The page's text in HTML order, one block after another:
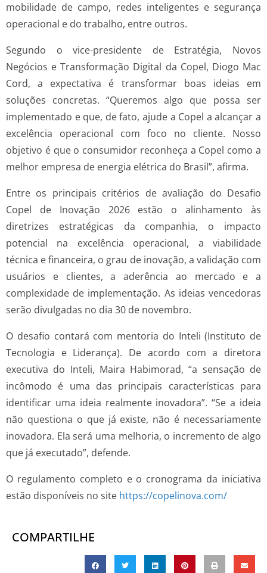
mobilidade de campo, redes inteligentes e segurança
operacional e do trabalho, entre outros.
Segundo o vice-presidente de Estratégia, Novos
Negócios e Transformação Digital da Copel, Diogo Mac
Cord, a expectativa é transformar boas ideias em
soluções concretas. “Queremos algo que possa ser
implementado e que, de fato, ajude a Copel a alcançar a
excelência operacional com foco no cliente. Nosso
objetivo é que o consumidor reconheça a Copel como a
melhor empresa de energia elétrica do Brasil”, afirma.
Entre os principais critérios de avaliação do Desafio
Copel de Inovação 2026 estão o alinhamento às
diretrizes estratégicas da companhia, o impacto
potencial na excelência operacional, a viabilidade
técnica e financeira, o grau de inovação, a validação com
usuários e clientes, a aderência ao mercado e a
complexidade de implementação. As ideias vencedoras
serão divulgadas no dia 30 de novembro.
O desafio contará com mentoria do Inteli (Instituto de
Tecnologia e Liderança). De acordo com a diretora
executiva do Inteli, Maira Habimorad, “a sensação de
incômodo é uma das principais características para
identificar uma ideia realmente inovadora”. “Se a ideia
não questiona o que já existe, não é necessariamente
inovadora. Ela será uma melhoria, o incremento de algo
que já executado”, defende.
O regulamento completo e o cronograma da iniciativa
estão disponíveis no site https://copelinova.com/
COMPARTILHE